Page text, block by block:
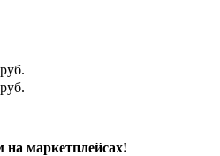
на маркетплейсах!